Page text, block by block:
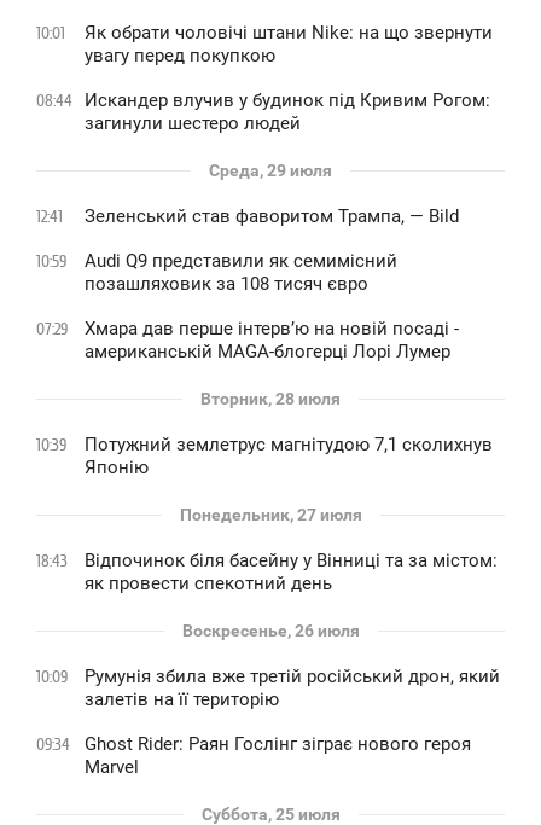
10:01
Як обрати чоловічі штани Nike: на що звернути
увагу перед покупкою
08:44
Искандер влучив у будинок під Кривим Рогом:
загинули шестеро людей
Среда, 29 июля
12:41 Зеленський став фаворитом Трампа, — Bild
10:59
Audi Q9 представили як семимісний
позашляховик за 108 тисяч євро
07:29
Хмара дав перше інтервʼю на новій посаді -
американській MAGA-блогерці Лорі Лумер
Вторник, 28 июля
10:39
Потужний землетрус магнітудою 7,1 сколихнув
Японію
Понедельник, 27 июля
18:43
Відпочинок біля басейну у Вінниці та за містом:
як провести спекотний день
Воскресенье, 26 июля
10:09
Румунія збила вже третій російський дрон, який
залетів на її територію
09:34
Ghost Rider: Раян Гослінг зіграє нового героя
Marvel
Суббота, 25 июля